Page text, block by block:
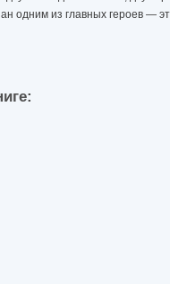
одним из главных героев —